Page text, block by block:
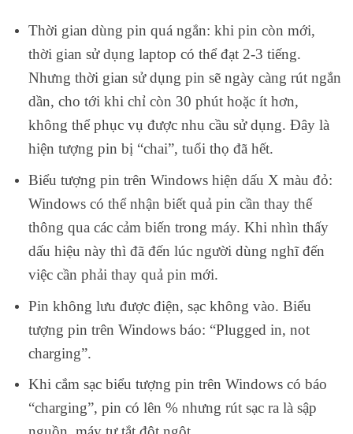
Thời gian dùng pin quá ngắn: khi pin còn mới,
thời gian sử dụng laptop có thể đạt 2-3 tiếng.
Nhưng thời gian sử dụng pin sẽ ngày càng rút ngắn
dần, cho tới khi chỉ còn 30 phút hoặc ít hơn,
không thể phục vụ được nhu cầu sử dụng. Đây là
hiện tượng pin bị “chai”, tuổi thọ đã hết.
Biểu tượng pin trên Windows hiện dấu X màu đỏ:
Windows có thể nhận biết quả pin cần thay thế
thông qua các cảm biến trong máy. Khi nhìn thấy
dấu hiệu này thì đã đến lúc người dùng nghĩ đến
việc cần phải thay quả pin mới.
Pin không lưu được điện, sạc không vào. Biểu
tượng pin trên Windows báo: “Plugged in, not
charging”.
Khi cắm sạc biểu tượng pin trên Windows có báo
“charging”, pin có lên % nhưng rút sạc ra là sập